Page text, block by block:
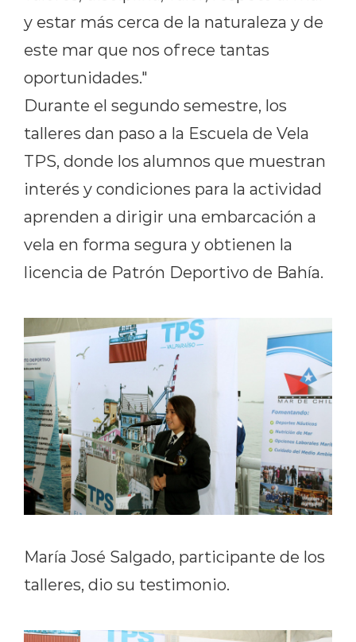
y estar más cerca de la naturaleza y de
este mar que nos ofrece tantas
oportunidades."
Durante el segundo semestre, los
talleres dan paso a la Escuela de Vela
TPS, donde los alumnos que muestran
interés y condiciones para la actividad
aprenden a dirigir una embarcación a
vela en forma segura y obtienen la
licencia de Patrón Deportivo de Bahía.
María José Salgado, participante de los
talleres, dio su testimonio.